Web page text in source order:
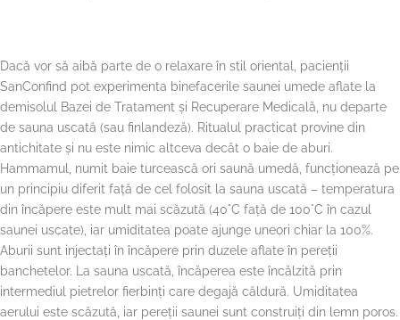
Dacă vor să aibă parte de o relaxare în stil oriental, pacienții
SanConfind pot experimenta binefacerile saunei umede aflate la
demisolul Bazei de Tratament și Recuperare Medicală, nu departe
de sauna uscată (sau finlandeză). Ritualul practicat provine din
antichitate și nu este nimic altceva decât o baie de aburi.
Hammamul, numit baie turcească ori saună umedă, funcționează pe
un principiu diferit față de cel folosit la sauna uscată – temperatura
din încăpere este mult mai scăzută (40°C față de 100°C în cazul
saunei uscate), iar umiditatea poate ajunge uneori chiar la 100%.
Aburii sunt injectați în încăpere prin duzele aflate în pereții
banchetelor. La sauna uscată, încăperea este încălzită prin
intermediul pietrelor fierbinți care degajă căldură. Umiditatea
aerului este scăzută, iar pereții saunei sunt construiți din lemn poros.